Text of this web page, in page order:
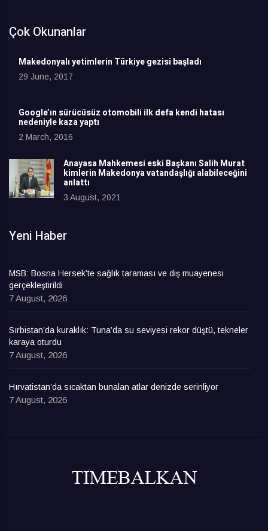
Çok Okunanlar
Makedonyalı yetimlerin Türkiye gezisi başladı
29 June, 2017
Google’ın sürücüsüz otomobili ilk defa kendi hatası
nedeniyle kaza yaptı
2 March, 2016
Anayasa Mahkemesi eski Başkanı Salih Murat
kimlerin Makedonya vatandaşlığı alabileceğini
anlattı
3 August, 2021
Yeni Haber
MSB: Bosna Hersek’te sağlık taraması ve diş muayenesi
gerçekleştirildi
7 August, 2026
Sırbistan’da kuraklık: Tuna’da su seviyesi rekor düştü, tekneler
karaya oturdu
7 August, 2026
Hırvatistan’da sıcaktan bunalan atlar denizde serinliyor
7 August, 2026